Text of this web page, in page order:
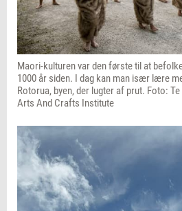
Maori-kulturen var den første til at
1000 år siden. I dag kan man især lære
Rotorua, byen, der lugter af prut. Foto:
Arts And Crafts Institute